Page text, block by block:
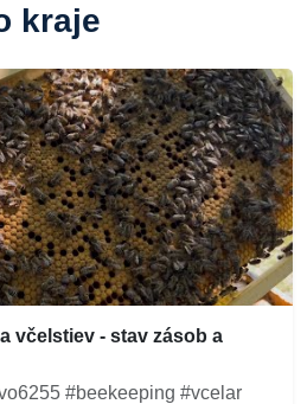
kraje
včelstiev - stav zásob a
#beekeeping #vcelar